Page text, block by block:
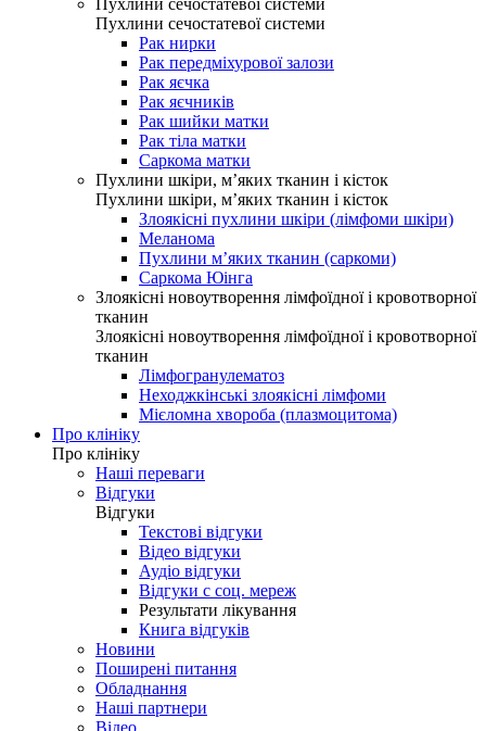
Пухлини сечостатевої системи
Пухлини сечостатевої системи
Рак нирки
Рак передміхурової залози
Рак яєчка
Рак яєчників
Рак шийки матки
Рак тіла матки
Саркома матки
Пухлини шкіри, м’яких тканин і кісток
Пухлини шкіри, м’яких тканин і кісток
Злоякісні пухлини шкіри (лімфоми шкіри)
Меланома
Пухлини м’яких тканин (саркоми)
Саркома Юінга
Злоякісні новоутворення лімфоїдної і кровотворної
тканин
Злоякісні новоутворення лімфоїдної і кровотворної
тканин
Лімфогранулематоз
Неходжкінські злоякісні лімфоми
Мієломна хвороба (плазмоцитома)
Про клініку
Про клініку
Наші переваги
Відгуки
Відгуки
Текстові відгуки
Відео відгуки
Аудіо відгуки
Відгуки с соц. мереж
Результати лікування
Книга відгуків
Новини
Поширені питання
Обладнання
Наші партнери
Відео